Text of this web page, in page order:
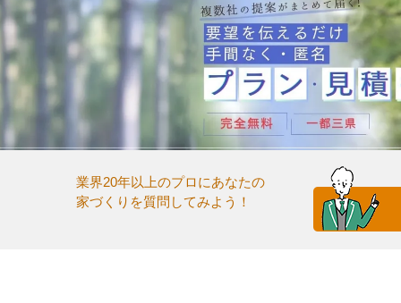
業界20年以上のプロにあなたの
家づくりを質問してみよう！